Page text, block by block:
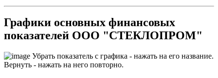
Графики основных финансовых
показателей ООО "СТЕКЛОПРОМ"
Убрать показатель с графика - нажать на его название.
Вернуть - нажать на него повторно.